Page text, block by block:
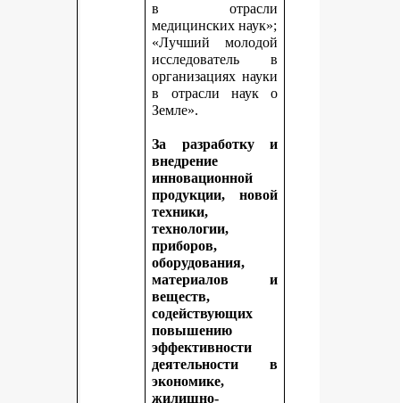
в отрасли
медицинских наук»;
«Лучший молодой
исследователь в
организациях науки
в отрасли наук о
Земле».
За разработку и
внедрение
инновационной
продукции, новой
техники,
технологии,
приборов,
оборудования,
материалов и
веществ,
содействующих
повышению
эффективности
деятельности в
экономике,
жилищно-